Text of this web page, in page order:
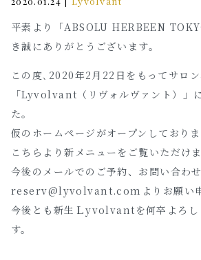
平素より「ABSOLU HERBEEN
き誠にありがとうございます。
この度､2020年2月22日をもってサロ
「Lyvolvant（リヴォルヴァント）」
た。
仮のホームページがオープンしておりま
こちらより新メニューをご覧いただけま
今後のメールでのご予約、お問い合わ
reserv@lyvolvant.comよりお願い申
今後とも新生Ｌyvolvantを何卒よろし
す。